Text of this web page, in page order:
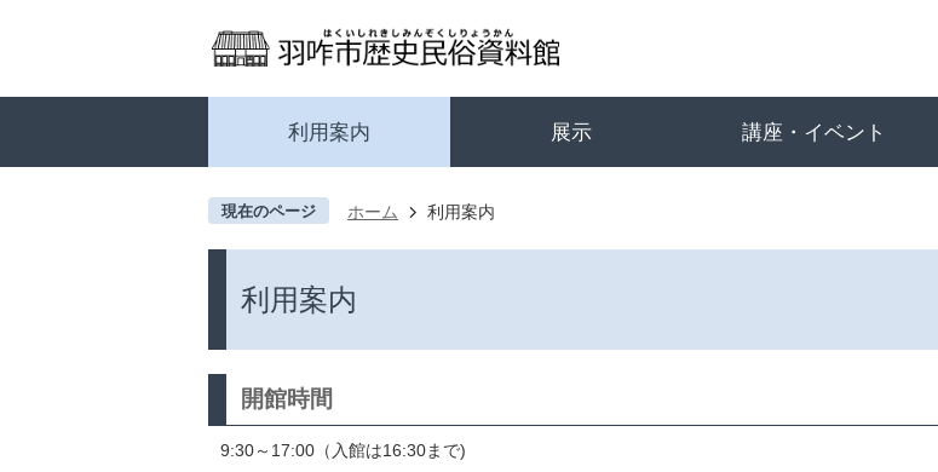
利用案内 展示 講座・イベント
現在のページ ホーム 利用案内
利用案内
開館時間
9:30～17:00（入館は16:30まで)